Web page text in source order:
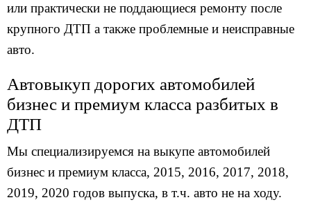
или практически не поддающиеся ремонту после
крупного ДТП а также проблемные и неисправные
авто.
Автовыкуп дорогих автомобилей
бизнес и премиум класса разбитых в
ДТП
Мы специализируемся на выкупе автомобилей
бизнес и премиум класса, 2015, 2016, 2017, 2018,
2019, 2020 годов выпуска, в т.ч. авто не на ходу.